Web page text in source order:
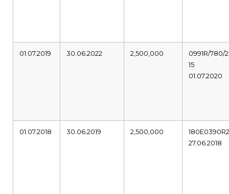
01.07.2019 30.06.2022 2,500,000
0991R/780/
15
01.07.2020
01.07.2018 30.06.2019 2,500,000
27.06.2018